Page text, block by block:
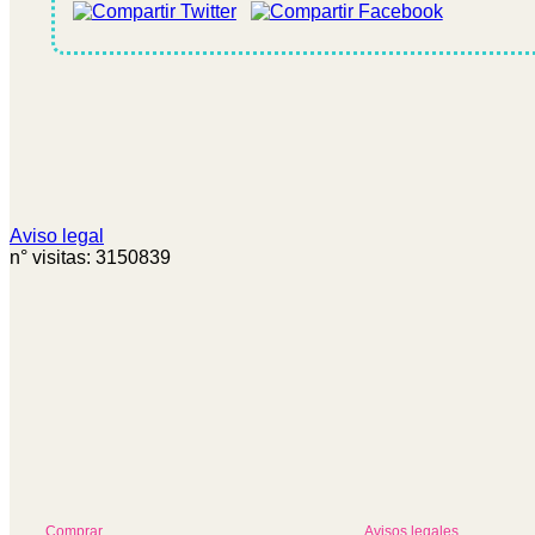
Aviso legal
n° visitas: 3150839
Comprar Avisos legales